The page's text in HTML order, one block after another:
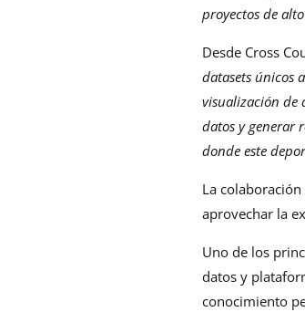
proyectos de
Desde Cross
datasets únicos
visualización de
datos y generar
donde este
La
aprovechar la
Uno de los
datos y
conocimiento